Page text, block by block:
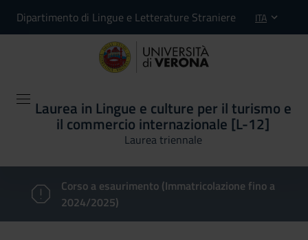
Dipartimento di Lingue e Letterature Straniere ITA
Laurea in Lingue e culture per il turismo e
il commercio internazionale [L-12]
Laurea triennale
Corso a esaurimento (Immatricolazione fino a
2024/2025)